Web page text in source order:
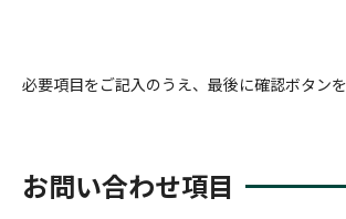
必要項目をご記入のうえ、最後に確認ボタンを
お問い合わせ項目